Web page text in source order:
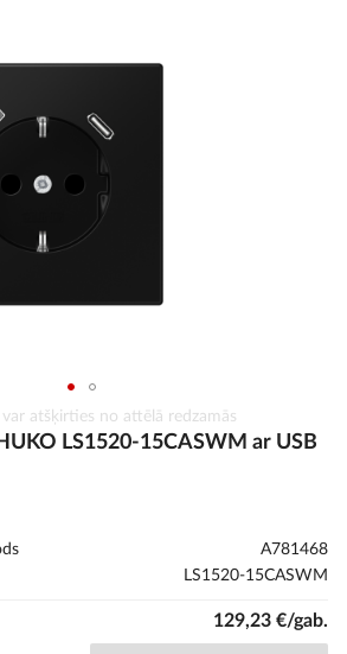
var atšķirties no attēlā redzamās
LS1520-15CASWM ar USB
A781468
LS1520-15CASWM
129,23 €/gab.